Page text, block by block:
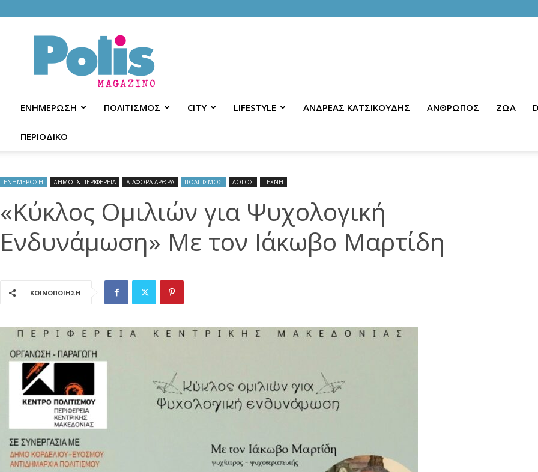
Polis
Magazino
ΕΝΗΜΕΡΩΣΗ ΠΟΛΙΤΙΣΜΟΣ CITY LIFESTYLE ΑΝΔΡΕΑΣ ΚΑΤΣΙΚΟΥΔΗΣ ΑΝΘΡΩΠΟΣ ΖΩΑ
ΠΕΡΙΟΔΙΚΟ
ΕΝΗΜΕΡΩΣΗ ΔΗΜΟΙ & ΠΕΡΙΦΕΡΕΙΑ ΔΙΑΦΟΡΑ ΑΡΘΡΑ ΠΟΛΙΤΙΣΜΟΣ ΛΟΓΟΣ ΤΕΧΝΗ
«Κύκλος Ομιλιών για Ψυχολογική
Ενδυνάμωση» Με τον Ιάκωβο Μαρτίδη
ΚΟΙΝΟΠΟΙΗΣΗ